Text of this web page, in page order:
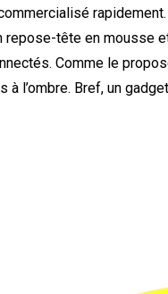
repose-tête en mousse
Comme le
à l’ombre. Bref, un